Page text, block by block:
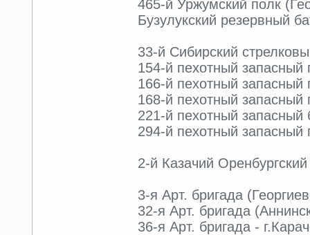
465-й Уржумский полк
Бузулукский резервный
33-й Сибирский
154-й пехотный запасный
166-й пехотный запасный
168-й пехотный запасный
221-й пехотный запасный
294-й пехотный запасный
2-й Казачий
3-я Арт. бригада
32-я Арт. бригада
36-я Арт. бригада -